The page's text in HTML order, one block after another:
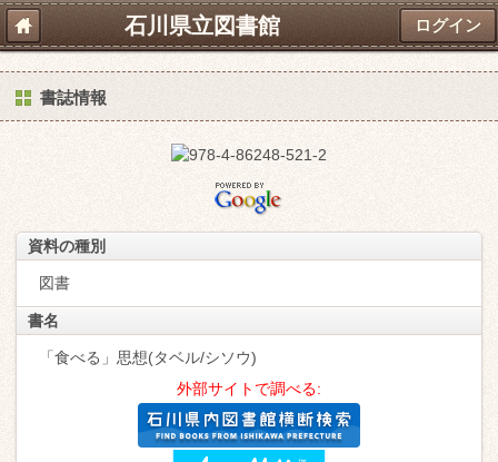
石川県立図書館 ログイン
書誌情報
資料の種別
図書
書名
「食べる」思想(タベル/シソウ)
外部サイトで調べる: